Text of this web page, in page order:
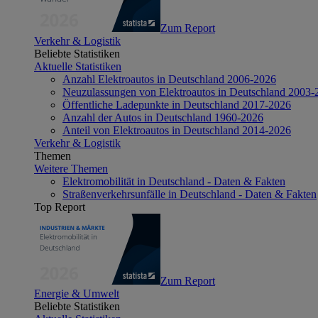
Zum Report
Verkehr & Logistik
Beliebte Statistiken
Aktuelle Statistiken
Anzahl Elektroautos in Deutschland 2006-2026
Neuzulassungen von Elektroautos in Deutschland 2003-
Öffentliche Ladepunkte in Deutschland 2017-2026
Anzahl der Autos in Deutschland 1960-2026
Anteil von Elektroautos in Deutschland 2014-2026
Verkehr & Logistik
Themen
Weitere Themen
Elektromobilität in Deutschland - Daten & Fakten
Straßenverkehrsunfälle in Deutschland - Daten & Fakten
Top Report
Zum Report
Energie & Umwelt
Beliebte Statistiken